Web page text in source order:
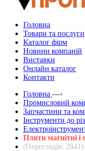
Головна
Товари та послуги
Каталог фірм
Новини компаній
Виставки
Онлайн каталог
Контакти
Головна —›
Промисловий
Запчастини та
Інструменти до
Плити магнітні і
(Переглядів: 2841)